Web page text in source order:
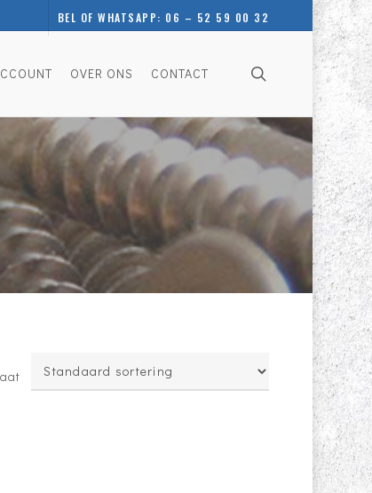
BEL OF WHATSAPP: 06 – 52 59 00 32
OVER ONS CONTACT search